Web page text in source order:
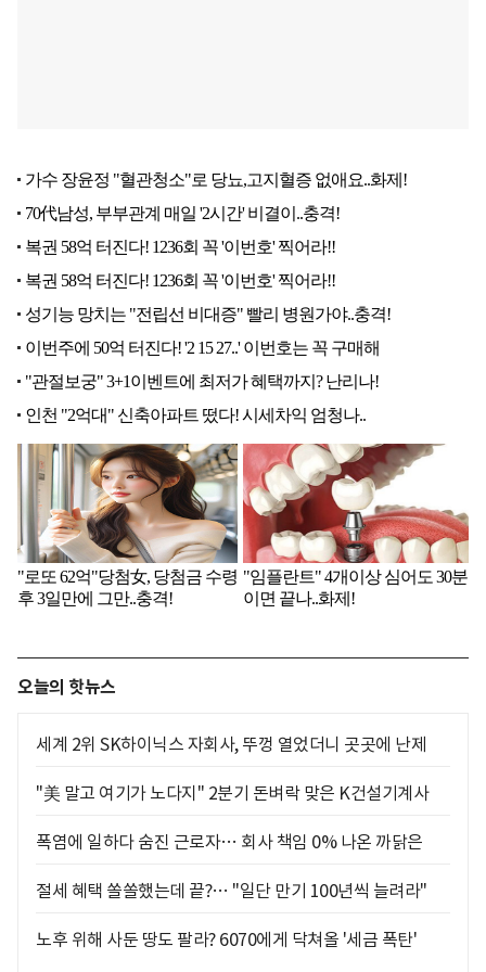
오늘의 핫뉴스
세계 2위 SK하이닉스 자회사, 뚜껑 열었더니 곳곳에 난제
"美 말고 여기가 노다지" 2분기 돈벼락 맞은 K건설기계사
폭염에 일하다 숨진 근로자… 회사 책임 0% 나온 까닭은
절세 혜택 쏠쏠했는데 끝?… "일단 만기 100년씩 늘려라"
노후 위해 사둔 땅도 팔라? 6070에게 닥쳐올 '세금 폭탄'